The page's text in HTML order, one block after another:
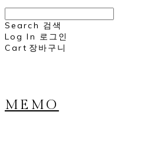
Search 검색
Log In 로그인
Cart 장바구니
MEMO